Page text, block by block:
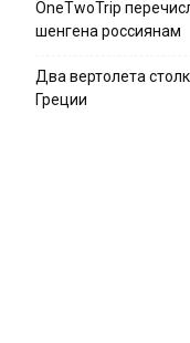
OneTwoTrip
шенгена россиянам
Два вертолета
Греции